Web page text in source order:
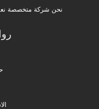
نحن شركة متخصصة